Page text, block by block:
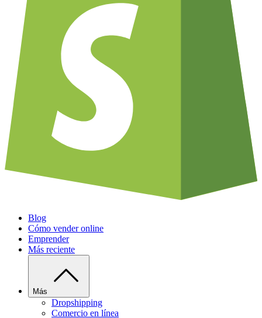
Blog
Cómo vender online
Emprender
Más reciente
Más
Dropshipping
Comercio en línea